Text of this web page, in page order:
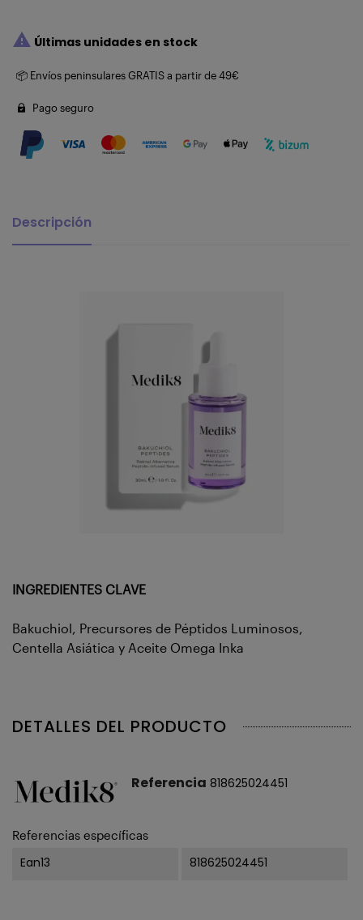
 Últimas unidades en stock
📦 Envíos peninsulares GRATIS a partir de 49€
Pago seguro
Descripción
INGREDIENTES CLAVE
Bakuchiol, Precursores de Péptidos Luminosos,
Centella Asiática y Aceite Omega Inka
DETALLES DEL PRODUCTO
Referencia 818625024451
Referencias específicas
Ean13 818625024451